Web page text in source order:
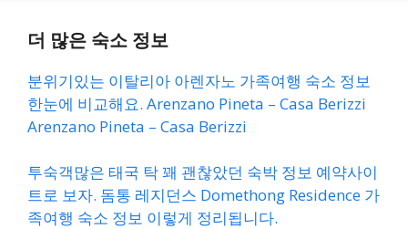
더 많은 숙소 정보
분위기있는 이탈리아 아렌자노 가족여행 숙소 정보
한눈에 비교해요. Arenzano Pineta – Casa Berizzi
Arenzano Pineta – Casa Berizzi
투숙객많은 태국 탁 꽤 괜찮았던 숙박 정보 예약사이
트로 보자. 돔통 레지던스 Domethong Residence 가
족여행 숙소 정보 이렇게 정리됩니다.